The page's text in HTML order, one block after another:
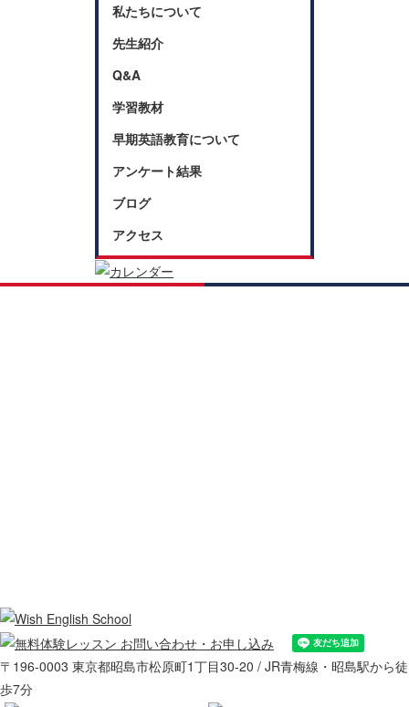
私たちについて
先生紹介
Q&A
学習教材
早期英語教育について
アンケート結果
ブログ
アクセス
〒196-0003 東京都昭島市松原町1丁目30-20 / JR青梅線・昭島駅から徒
歩7分